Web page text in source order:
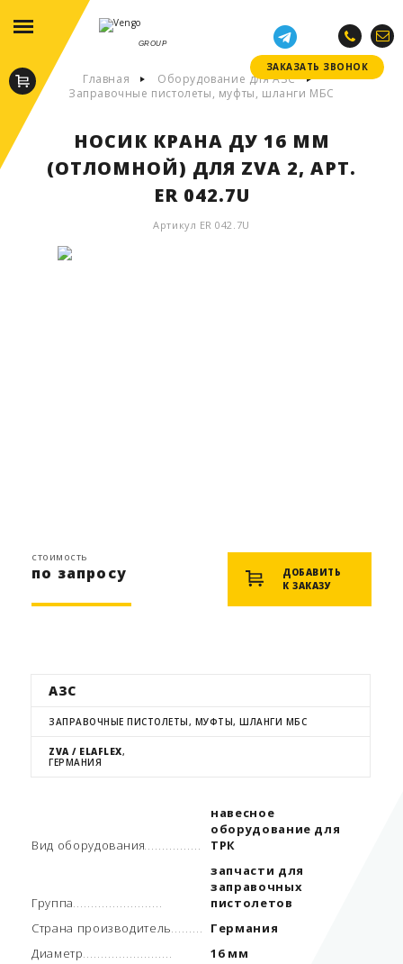
ЗАКАЗАТЬ ЗВОНОК
ЗАКАЗАТЬ ЗВОНОК
GROUP
Главная
Оборудование для АЗС
Заправочные пистолеты, муфты, шланги МБС
НОСИК КРАНА ДУ 16 ММ
(ОТЛОМНОЙ) ДЛЯ ZVA 2, АРТ.
ER 042.7U
Артикул ER 042.7U
стоимость
по запросу
ДОБАВИТЬ
К ЗАКАЗУ
АЗС
ЗАПРАВОЧНЫЕ ПИСТОЛЕТЫ, МУФТЫ, ШЛАНГИ МБС
ZVA / ELAFLEX,
ГЕРМАНИЯ
Вид оборудования
навесное
оборудование для
ТРК
Группа
запчасти для
заправочных
пистолетов
Страна производитель
Германия
Диаметр
16 мм